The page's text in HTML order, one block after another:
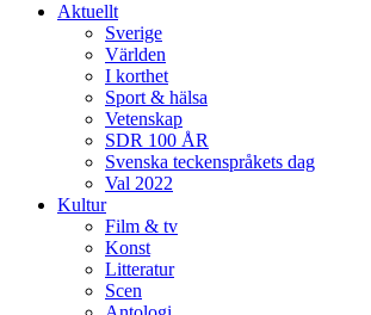
Aktuellt
Sverige
Världen
I korthet
Sport & hälsa
Vetenskap
SDR 100 ÅR
Svenska teckenspråkets dag
Val 2022
Kultur
Film & tv
Konst
Litteratur
Scen